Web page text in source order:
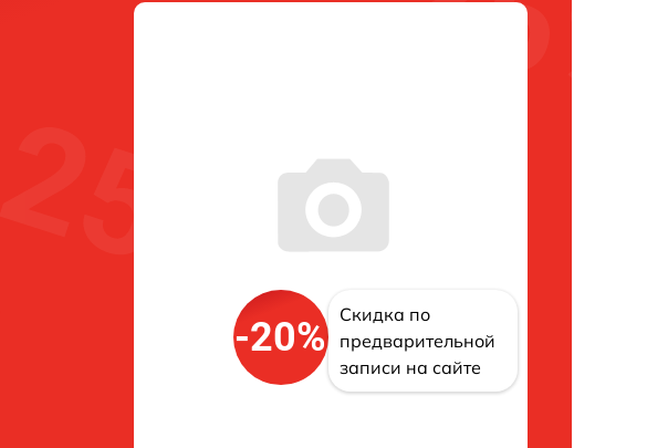
-20%
Скидка по
предварительной
записи на сайте